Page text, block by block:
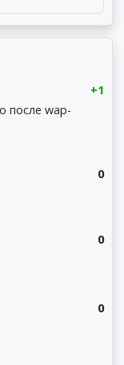
+1
после wap-
0
0
0